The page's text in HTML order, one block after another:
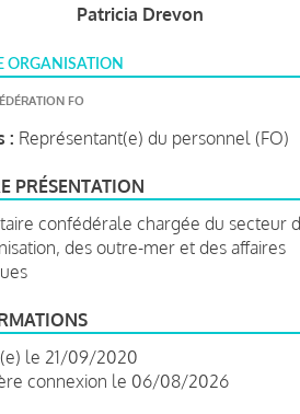
Patricia Drevon
ORGANISATION
FO
: Représentant(e) du personnel (FO)
PRÉSENTATION
confédérale chargée du secteur
des outre-mer et des affaires
le 21/09/2020
connexion le 06/08/2026